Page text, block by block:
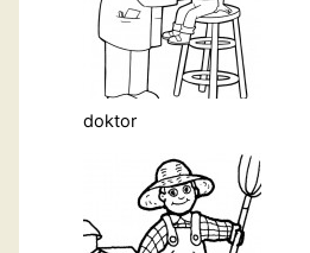
doktor